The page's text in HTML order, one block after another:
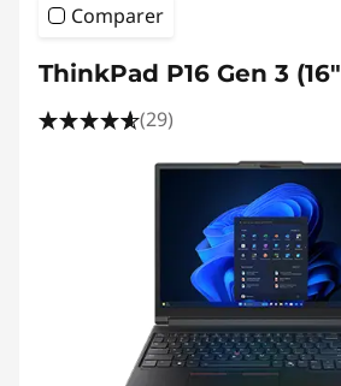
Comparer
ThinkPad P16 Gen 3
(29)